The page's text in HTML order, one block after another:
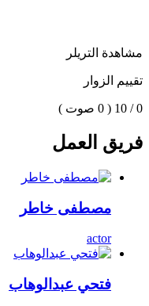
مشاهدة التريلر
تقييم الزوار
0 / 10 ( 0 صوت )
فريق العمل
مصطفى خاطر
actor
فتحي عبدالوهاب